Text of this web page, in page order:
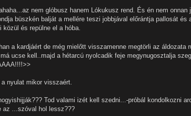
nem glóbusz hanem Lókukusz rend. És én nem onnan
büszkén balját a mellére teszi jobbjával előrántja pallosát és
és repülne el a hóba.
a kardjáért de még mielőtt visszamenne megtörli az áldozata
ucse kell..majd a hétarcú nyolcadik feje megynugosztalja
nyulat mikor visszaért.
Tod valami izét kell szedni...-próbál kondolkozni
az ...szóval hol lessz???